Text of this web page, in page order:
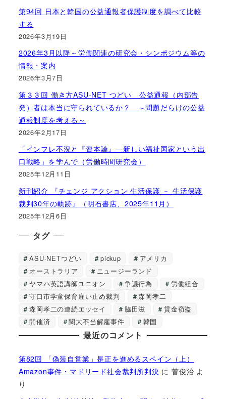
第94回 日本と韓国の公益通報者保護制度を調べて比較
する
2026年3月19日
2026年3月以降～労働関連の研究会・シンポジウム等の
情報・案内
2026年3月7日
第３３回 働き方ASU-NET つどい 公益通報（内部告
発）者は本当に守られているか？ ～問題だらけの公益
通報制度を考える～
2026年2月17日
「インフレ不況と『資本論』―新しい福祉国家という出
口戦略」を学んで（労働時間研究会）
2025年12月11日
新刊紹介 『チェンジ アクション 生活保護 － 生活保護
裁判30年の軌跡』（明石書店、2025年11月）
2025年12月6日
タグ
ASU-NETつどい pickup
アメリカ
オーストラリア
ニュージーランド
ヤマハ英語講師ユニオン
争議行為
労働組合
守口市学童保育雇い止め裁判
森岡孝二
森岡孝二の連続エッセイ
脇田滋
賃金窃盗
開催済
関大不当解雇事件 韓国
最近のコメント
第82回 「偽装自営業」是正を進めるスペイン（上）
Amazon事件・マドリード社会裁判所判決 に菅俊治 よ
り